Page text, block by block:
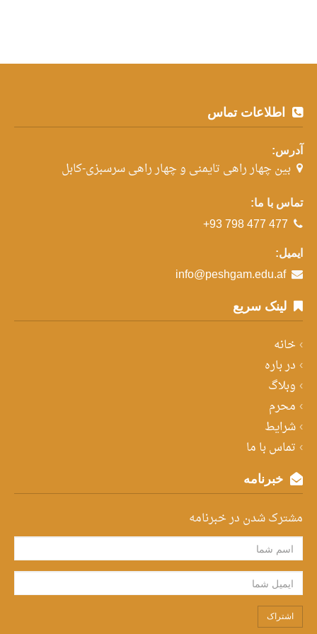
اطلاعات تماس
آدرس:
بین چهار راهی تایمنی و چهار راهی سرسبزی-کابل
تماس با ما:
+93 798 477 477
ایمیل:
info@peshgam.edu.af
لینک سریع
خانه
در باره
وبلاگ
محرم
شرایط
تماس با ما
خبرنامه
مشترک شدن در خبرنامه
اشتراک